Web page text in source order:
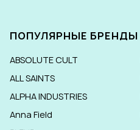
ПОПУЛЯРНЫЕ БРЕНДЫ
ABSOLUTE CULT
ALL SAINTS
ALPHA INDUSTRIES
Anna Field